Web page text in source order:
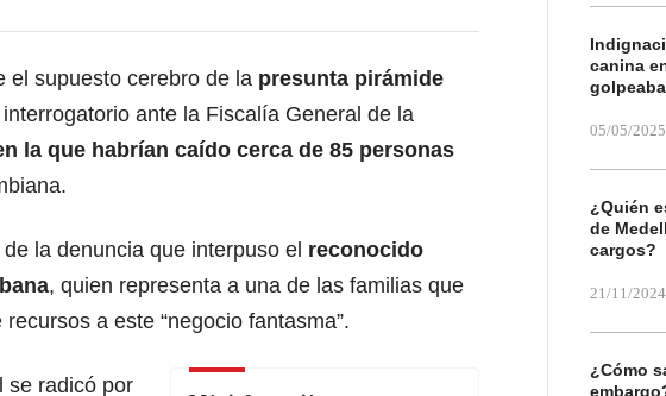
el supuesto cerebro de la presunta pirámide
ante la Fiscalía General de la
la que habrían caído cerca de 85 personas
la denuncia que interpuso el reconocido
, quien representa a una de las familias que
a este “negocio fantasma”.
se radicó por
canina
05/05/2025
¿Quién
de
cargos?
21/11/2024
¿Cómo